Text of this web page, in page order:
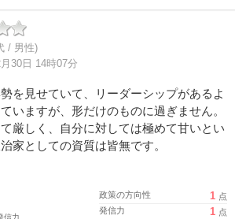
/ 男性)
30日 14時07分
を見せていて、リーダーシップがあるよ
いますが、形だけのものに過ぎません。
厳しく、自分に対しては極めて甘いとい
家としての資質は皆無です。
政策の方向性 1 点
発信力
1 点